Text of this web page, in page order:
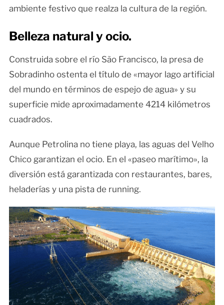
ambiente festivo que realza la cultura de la región.
Belleza natural y ocio.
Construida sobre el río São Francisco, la presa de
Sobradinho ostenta el título de «mayor lago artificial
del mundo en términos de espejo de agua» y su
superficie mide aproximadamente 4214 kilómetros
cuadrados.
Aunque Petrolina no tiene playa, las aguas del Velho
Chico garantizan el ocio. En el «paseo marítimo», la
diversión está garantizada con restaurantes, bares,
heladerías y una pista de running.